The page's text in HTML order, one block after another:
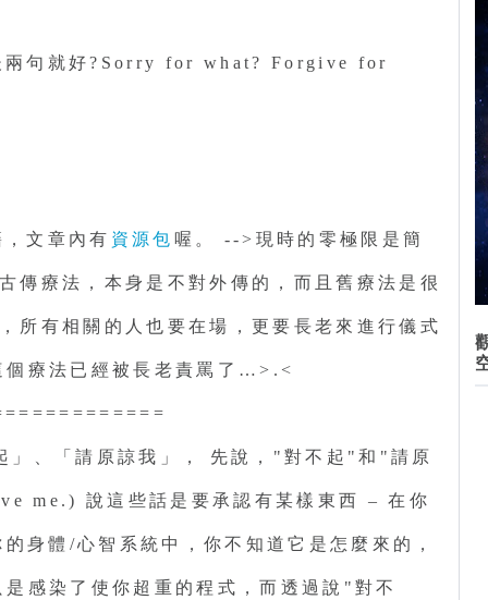
兩句就好?Sorry for what? Forgive for
文章內有 資源包 喔。 -->現時的零極限是簡
傳療法，本身是不對外傳的，而且舊療法是很
所有相關的人也要在場，更要長老來進行儀式
個療法已經被長老責罵了…>.<
」、「請原諒我」， 先說，"對不起"和"請原
me.) 說這些話是要承認有某樣東西 – 在你
身體/心智系統中，你不知道它是怎麼來的，
感染了使你超重的程式，而透過說"對不